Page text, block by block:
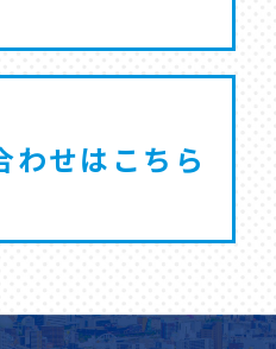
わせはこちら